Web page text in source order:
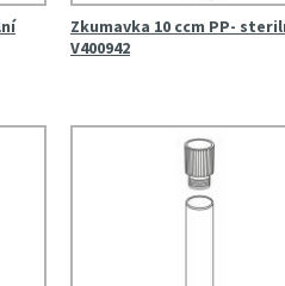
Zkumavka 10 ccm PP-
V400942